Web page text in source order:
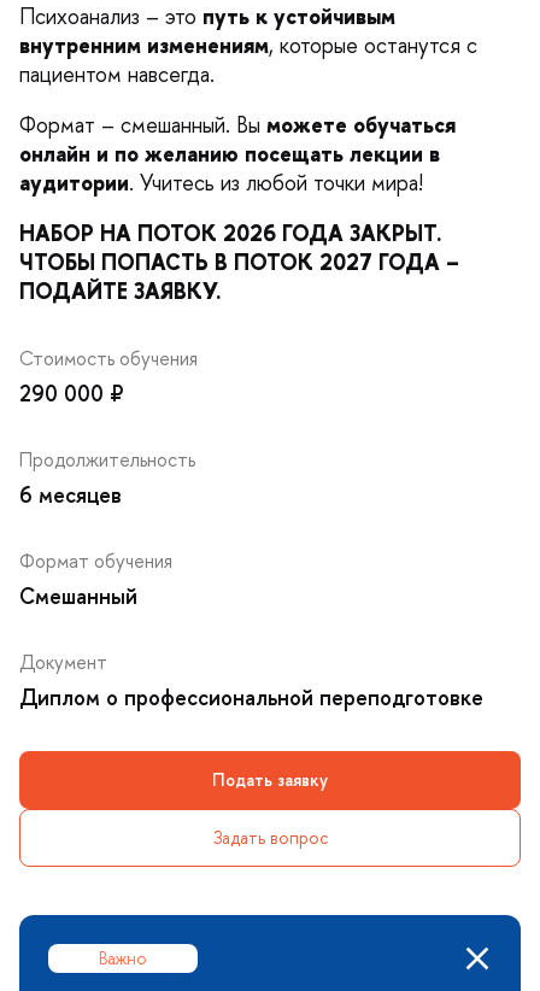
Психоанализ – это путь к устойчивым
нутренним изменениям, которые останутся с
пациентом навсегда.
Формат – смешанный. Вы можете обучаться
онлайн и по желанию посещать лекции
аудитории. Учитесь из любой точки мира!
НАБОР НА ПОТОК 2026 ГОДА ЗАКРЫТ.
ЧТОБЫ ПОПАСТЬ В ПОТОК 2027 ГОДА –
ПОДАЙТЕ ЗАЯВКУ.
Подать заявку
Задать вопрос
Стоимость обучения
290 000 ₽
Продолжительность
6 месяце
Формат обучения
Смешанный
Документ
Диплом о профессиональной переподготовке
ажно